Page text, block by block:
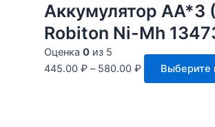
несколько
вариаций.
Опции
можно
выбрать
Аккумулятор AA*3
Robiton Ni-Mh
Оценка 0из 5
445.00 ₽– 580.00 ₽ Выберите